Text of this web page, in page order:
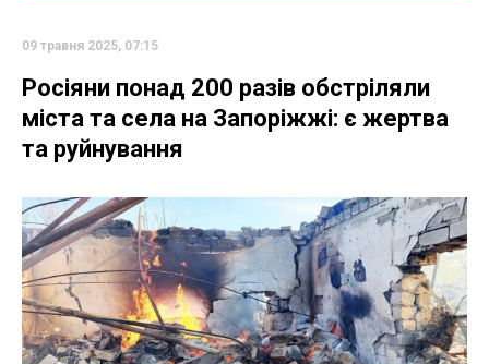
09 травня 2025, 07:15
Росіяни понад 200 разів обстріляли
міста та села на Запоріжжі: є жертва
та руйнування